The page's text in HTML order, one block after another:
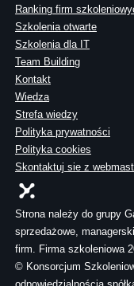
Ranking firm
Szkolenia otwarte
Szkolenia dla IT
Team Building
Kontakt
Wiedza
Strefa wiedzy
Polityka prywatności
Polityka cookies
Skontaktuj sie z
Strona należy do grupy
sprzedażowe,
firm. Firma szkoleniowa
© Konsorcjum